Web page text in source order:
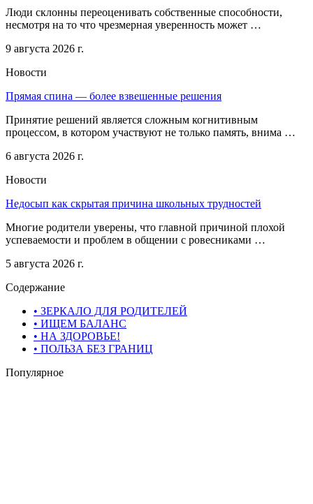
Люди склонны переоценивать собственные способности,
несмотря на то что чрезмерная уверенность может …
9 августа 2026 г.
Новости
Прямая спина — более взвешенные решения
Принятие решений является сложным когнитивным
процессом, в котором участвуют не только память, внима …
6 августа 2026 г.
Новости
Недосып как скрытая причина школьных трудностей
Многие родители уверены, что главной причиной плохой
успеваемости и проблем в общении с ровесниками …
5 августа 2026 г.
Содержание
• ЗЕРКАЛО ДЛЯ РОДИТЕЛЕЙ
• ИЩЕМ БАЛАНС
• НА ЗДОРОВЬЕ!
• ПОЛЬЗА БЕЗ ГРАНИЦ
Популярное